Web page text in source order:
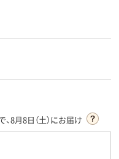
8月8日（土）にお届け